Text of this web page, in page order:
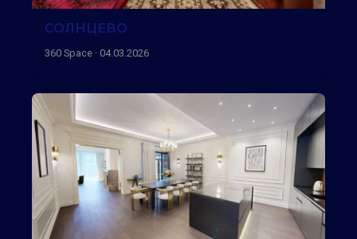
СОЛНЦЕВО
360 Space · 04.03.2026